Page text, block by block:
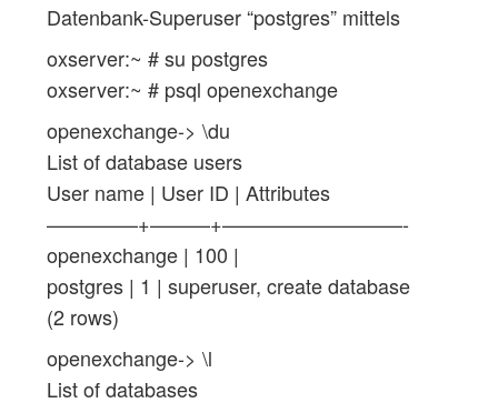
Datenbank-Superuser “postgres” mittels
oxserver:~ # su postgres
oxserver:~ # psql openexchange
openexchange-> \du
List of database users
User name | User ID | Attributes
————–+———+—————————-
openexchange | 100 |
postgres | 1 | superuser, create database
(2 rows)
openexchange-> \l
List of databases